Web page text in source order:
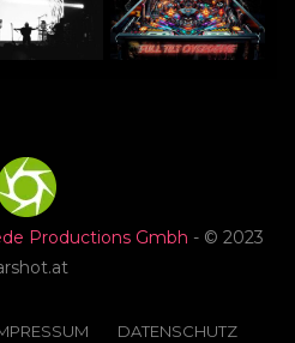
Productions Gmbh - © 2023
DATENSCHUTZ